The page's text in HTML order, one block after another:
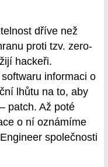
dříve než
proti tzv. zero-
hackeři.
informaci o
lhůtu na to, aby
patch. Až poté
o ní oznámíme
společnosti